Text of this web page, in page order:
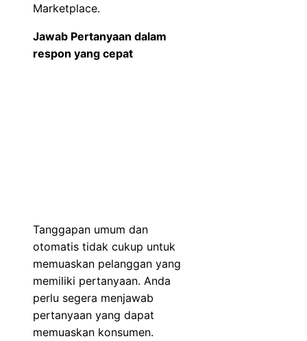
Marketplace.
Jawab Pertanyaan dalam
respon yang cepat
Tanggapan umum dan
otomatis tidak cukup untuk
memuaskan pelanggan yang
memiliki pertanyaan. Anda
perlu segera menjawab
pertanyaan yang dapat
memuaskan konsumen.